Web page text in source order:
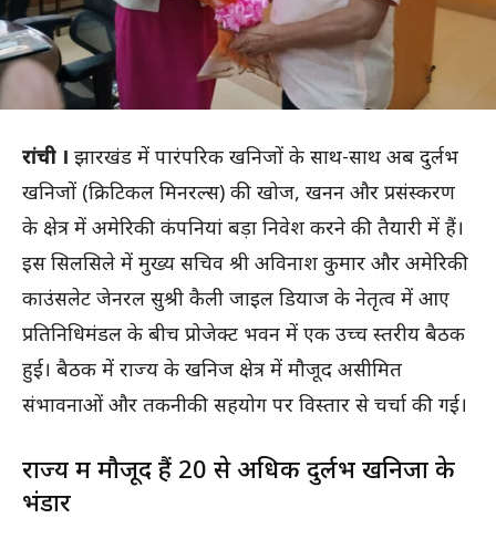
रांची । झारखंड में पारंपरिक खनिजों के साथ-साथ अब दुर्लभ
खनिजों (क्रिटिकल मिनरल्स) की खोज, खनन और प्रसंस्करण
के क्षेत्र में अमेरिकी कंपनियां बड़ा निवेश करने की तैयारी में हैं।
इस सिलसिले में मुख्य सचिव श्री अविनाश कुमार और अमेरिकी
काउंसलेट जेनरल सुश्री कैली जाइल डियाज के नेतृत्व में आए
प्रतिनिधिमंडल के बीच प्रोजेक्ट भवन में एक उच्च स्तरीय बैठक
हुई। बैठक में राज्य के खनिज क्षेत्र में मौजूद असीमित
संभावनाओं और तकनीकी सहयोग पर विस्तार से चर्चा की गई।
राज्य में मौजूद हैं 20 से अधिक दुर्लभ खनिजों के
भंडार